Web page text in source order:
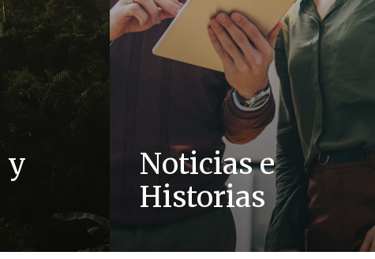
y
como el
se
Noticias e
Historias
Consulta las últimas noticias,
comunicados de prensa e hisotrias de